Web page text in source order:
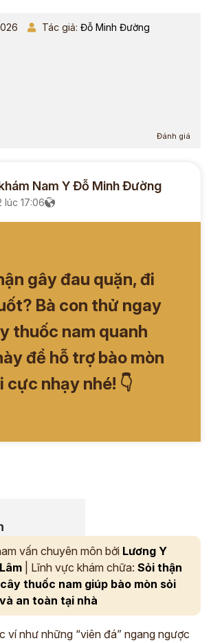
Tác giả: Đỗ Minh Đường
Đánh giá
Nam Y Đỗ Minh Đường
lúc 17:06
gây đau quặn, đi
Bà con thử ngay
thuốc nam quanh
để hỗ trợ bào mòn
cực nhạy nhé! 👇
vấn chuyên môn bởi Lương Y
| Lĩnh vực khám chữa: Sỏi thận
thuốc nam giúp bào mòn sỏi
an toàn tại nhà
ví như những “viên đá” ngang ngược